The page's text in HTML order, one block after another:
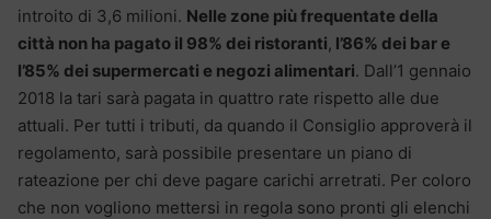
introito di 3,6 milioni. Nelle zone più frequentate della
città non ha pagato il 98% dei ristoranti, l’86% dei bar e
l’85% dei supermercati e negozi alimentari. Dall’1 gennaio
2018 la tari sarà pagata in quattro rate rispetto alle due
attuali. Per tutti i tributi, da quando il Consiglio approverà il
regolamento, sarà possibile presentare un piano di
rateazione per chi deve pagare carichi arretrati. Per coloro
che non vogliono mettersi in regola sono pronti gli elenchi